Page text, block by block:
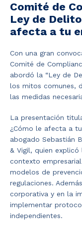
Comité de
Ley de
afecta a tu
Con una gran
Comité de
abordó la “Ley de
los mitos comunes,
las medidas
La presentación
¿Cómo le afecta a
abogado Sebastián
& Vigil, quien
contexto
modelos de
regulaciones.
corporativa y en la
implementar
independientes.